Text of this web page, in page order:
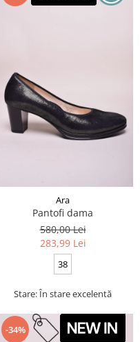
Ara
Pantofi dama
580,00 Lei
283,99 Lei
38
Stare: În stare excelentă
-34%